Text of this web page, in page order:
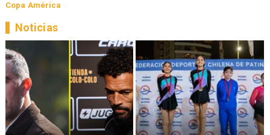
Copa América
Noticias